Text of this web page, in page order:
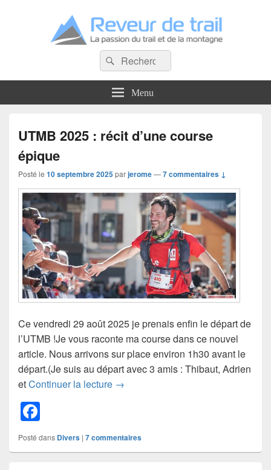
Reveur de trail
La passion du trail et de la montagneRecherche :
Rechercher
Menu
UTMB 2025 : récit d’une course
épique
Posté le 10 septembre 2025parjerome—7 commentaires ↓
Ce vendredi 29 août 2025 je prenais enfin le départ de
l’UTMB !Je vous raconte ma course dans ce nouvel
article. Nous arrivons sur place environ 1h30 avant le
départ.(Je suis au départ avec 3 amis : Thibaut, Adrien
etContinuer la lecture UTMB 2025 : récit d’une course
→
a
c
Posté dans Divers | 7commentaires